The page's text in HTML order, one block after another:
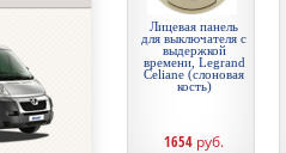
Лицевая панель
для выключателя с
выдержкой
времени, Legrand
Celiane (слоновая
кость)
1654 руб.